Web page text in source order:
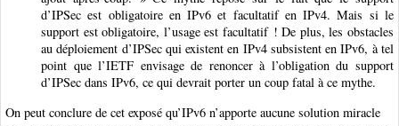
d’IPSec est obligatoire en IPv6 et facultatif en IPv4. Mais si le
support est obligatoire, l’usage est facultatif ! De plus, les obstacles
au déploiement d’IPSec qui existent en IPv4 subsistent en IPv6, à tel
point que l’IETF envisage de renoncer à l’obligation du support
d’IPSec dans IPv6, ce qui devrait porter un coup fatal à ce mythe.
On peut conclure de cet exposé qu’IPv6 n’apporte aucune solution miracle